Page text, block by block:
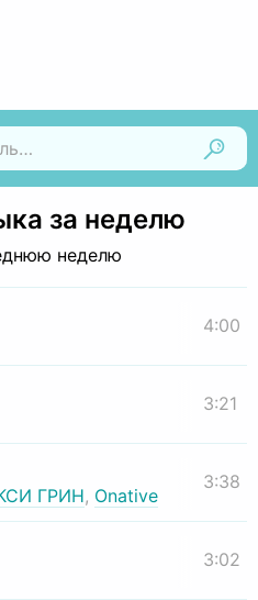
за неделю
неделю
4:00
3:21
ГРИН, Onative
3:38
3:02